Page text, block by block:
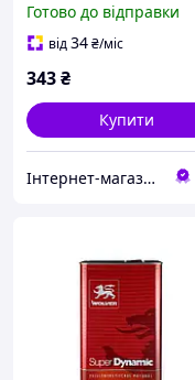
каністра 1л (12шт уп)
Готово до відправки
від34₴/міс
343₴
Купити
Інтернет-магазин «АвтоДруг»